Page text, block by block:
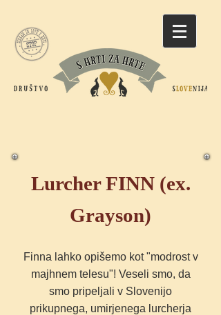
Lurcher FINN (ex.
Grayson)
Finna lahko opišemo kot "modrost v
majhnem telesu"! Veseli smo, da
smo pripeljali v Slovenijo
prikupnega, umirjenega lurcherja